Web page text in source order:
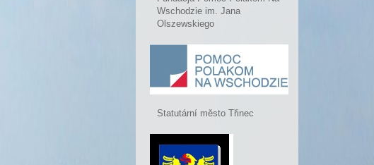
Wschodzie im. Jana
Olszewskiego
Statutární město Třinec